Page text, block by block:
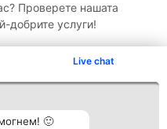
Live chat
🙂
Проверете нашата
добрите услуги!